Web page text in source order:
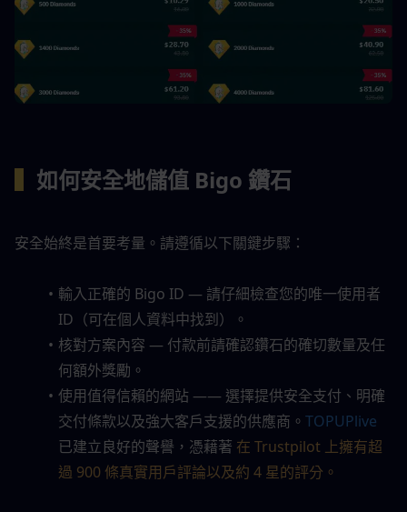
如何安全地儲值 Bigo 鑽石
安全始終是首要考量。請遵循以下關鍵步驟：
輸入正確的 Bigo ID — 請仔細檢查您的唯一使用者
ID（可在個人資料中找到）。
核對方案內容 — 付款前請確認鑽石的確切數量及任
何額外獎勵。
使用值得信賴的網站 —— 選擇提供安全支付、明確
交付條款以及強大客戶支援的供應商。 TOPUPlive
已建立良好的聲譽，憑藉著 在 Trustpilot 上擁有超
過 900 條真實用戶評論以及約 4 星的評分。